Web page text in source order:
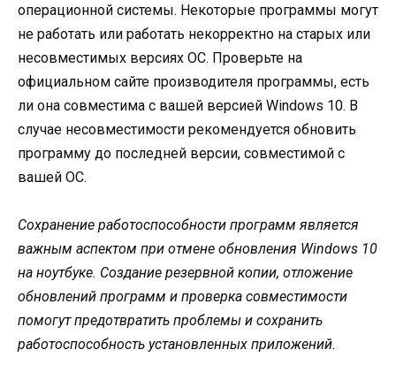
операционной системы. Некоторые программы могут
не работать или работать некорректно на старых или
несовместимых версиях ОС. Проверьте на
официальном сайте производителя программы, есть
ли она совместима с вашей версией Windows 10. В
случае несовместимости рекомендуется обновить
программу до последней версии, совместимой с
вашей ОС.
Сохранение работоспособности программ является
важным аспектом при отмене обновления Windows 10
на ноутбуке. Создание резервной копии, отложение
обновлений программ и проверка совместимости
помогут предотвратить проблемы и сохранить
работоспособность установленных приложений.